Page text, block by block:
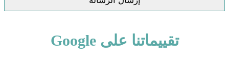
تقييماتنا على Google